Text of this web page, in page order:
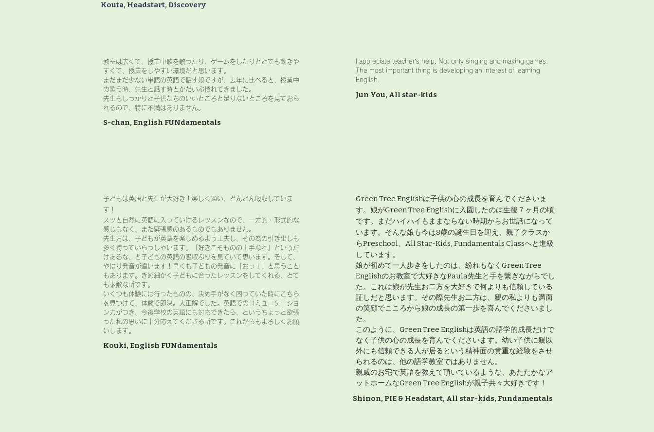
Kouta, Headstart, Discovery
​教室は広くて、授業中歌を歌ったり、ゲームをしたりととても動きや
すくて、授業をしやすい環境だと思います。
まだまだ少ない単語の英語で話す娘ですが、去年に比べると、授業中
の歌う時、先生と話す時とかだいぶ慣れてきました。
先生もしっかりと子供たちのいいところと足りないところを見ておら
れるので、特に不満はありません。
S-chan, English FUNdamentals
I appreciate teacher’s help. Not only singing and making games.
The most important thing is developing an interest of learning
English.
Jun You, All star-kids
子どもは英語と先生が大好き！楽しく通い、どんどん吸収していま
す！
スッと自然に英語に入っていけるレッスンなので、一方的・形式的な
感じもなく、また緊張感のあるものでもありません。
先生方は、子どもが英語を楽しめるよう工夫し、その為の引き出しも
多く持っていらっしゃいます。「好きこそものの上手なれ」というだ
けあるな、と子どもの英語の吸収ぶりを見ていて思います。そして、
やはり発音が違います！早くも子どもの発音に「おっ！」と思うこと
もあります。きめ細かく子どもに合ったレッスンをしてくれる、とて
も素敵な所です。
いくつも体験には行ったものの、決め手がなく困っていた時にこちら
を見つけて、体験で即決。大正解でした。英語でのコミュニケーショ
ン力がつき、今後学校の英語にも対応できたら、というちょっと欲張
った私の思いに十分応えてくださる所です。これからもよろしくお願
いします。
Kouki, English FUNdamentals
Green Tree Englishは子供の心の成長を育んでくださいま
す。 娘がGreen Tree Englishに入園したのは生後７ヶ月の頃
です。まだハイハイもままならない時期からお世話になって
います。そんな娘も今は8歳の誕生日を迎え、親子クラスか
らPreschool、All Star-Kids, Fundamentals Classへと進級
しています。
娘が初めて一人歩きをしたのは、紛れもなくGreen Tree
Englishのお教室で大好きなPaula先生と手を繋ぎながらでし
た。これは娘が先生お二方を大好きで何よりも信頼している
証しだと思います。その際先生お二方は、親の私よりも満面
の笑顔でこころから娘の成長の第一歩を喜んでくださいまし
た。
このように、Green Tree Englishは英語の語学的成長だけで
なく子供の心の成長を育んでくださいます。幼い子供に親以
外にも信頼できる人が居るという精神面の貴重な経験をさせ
られるのは、他の語学教室ではありません。
親戚のお宅で英語を教えて頂いているような、あたたかなア
ットホームなGreen Tree Englishが親子共々大好きです！
Shinon, PIE & Headstart, All star-kids, Fundamentals